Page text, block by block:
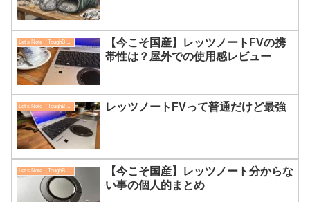
【今こそ国産】レッツノートFVの携
帯性は？屋外での使用感レビュー
Let's Note（ToughBook） レッツノートFVって普通だけど最強
Let's Note（ToughBook）
【今こそ国産】レッツノート分からな
い事の個人的まとめ